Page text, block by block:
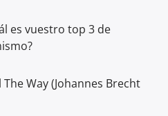
es vuestro top 3 de
Way (Johannes Brecht